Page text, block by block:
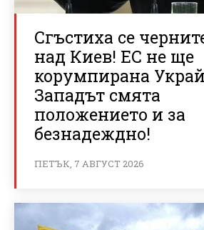
Сгъстиха се
над Киев! ЕС не ще
корумпирана
Западът смята
положението и за
безнадеждно!
ПЕТЪК, 7 АВГУСТ 2026